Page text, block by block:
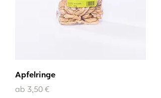
Apfelringe
ab 3,50 €
Sale-Preis